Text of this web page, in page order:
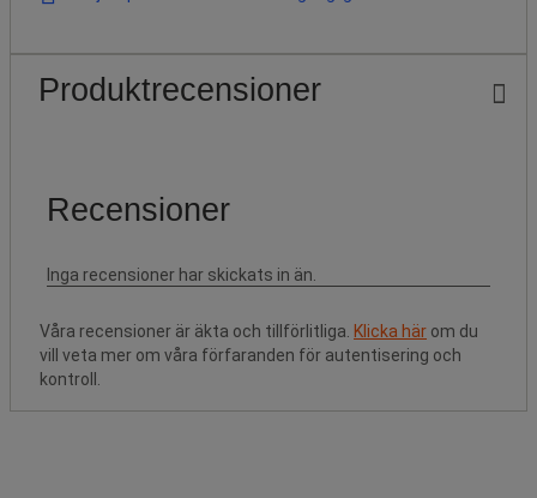
Produktrecensioner
Våra recensioner är äkta och tillförlitliga. Klicka här om du
vill veta mer om våra förfaranden för autentisering och
kontroll.